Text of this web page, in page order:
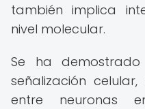
también implica
nivel molecular.
Se ha
señalización
entre neuronas